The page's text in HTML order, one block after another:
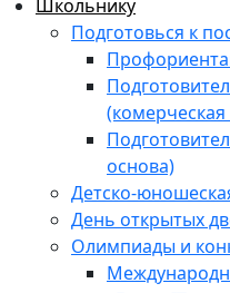
Школьнику
Подготовься к
основа)
Детско-
День открытых
Олимпиады и